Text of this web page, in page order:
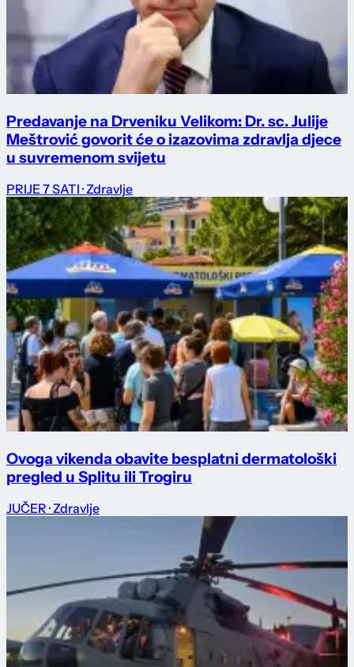
Predavanje na Drveniku Velikom: Dr. sc. Julije
Meštrović govorit će o izazovima zdravlja djece
u suvremenom svijetu
PRIJE 7 SATI · Zdravlje
Ovoga vikenda obavite besplatni dermatološki
pregled u Splitu ili Trogiru
JUČER · Zdravlje